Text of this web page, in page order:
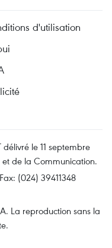
d'utilisation
délivré le 11 septembre
de la Communication.
(024) 39411348
La reproduction sans la